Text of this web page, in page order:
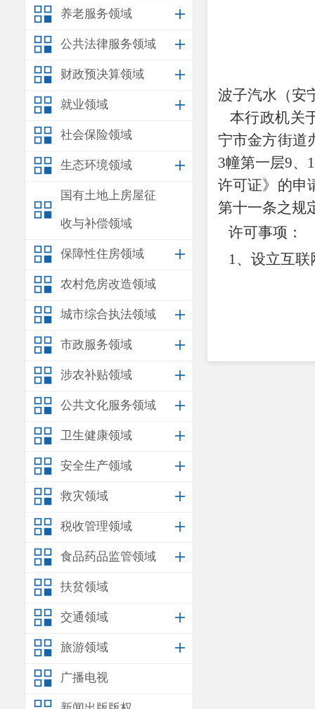
养老服务领域
公共法律服务领域
财政预决算领域
就业领域
社会保险领域
生态环境领域
国有土地上房屋征
收与补偿领域
保障性住房领域
农村危房改造领域
城市综合执法领域
市政服务领域
涉农补贴领域
公共文化服务领域
卫生健康领域
安全生产领域
救灾领域
税收管理领域
食品药品监管领域
扶贫领域
交通领域
旅游领域
广播电视
波子汽水（安
本行政机关
宁市金方街道
3幢第一层9、
许可证》的申
第十一条之规
许可事项：
1、 设立互联